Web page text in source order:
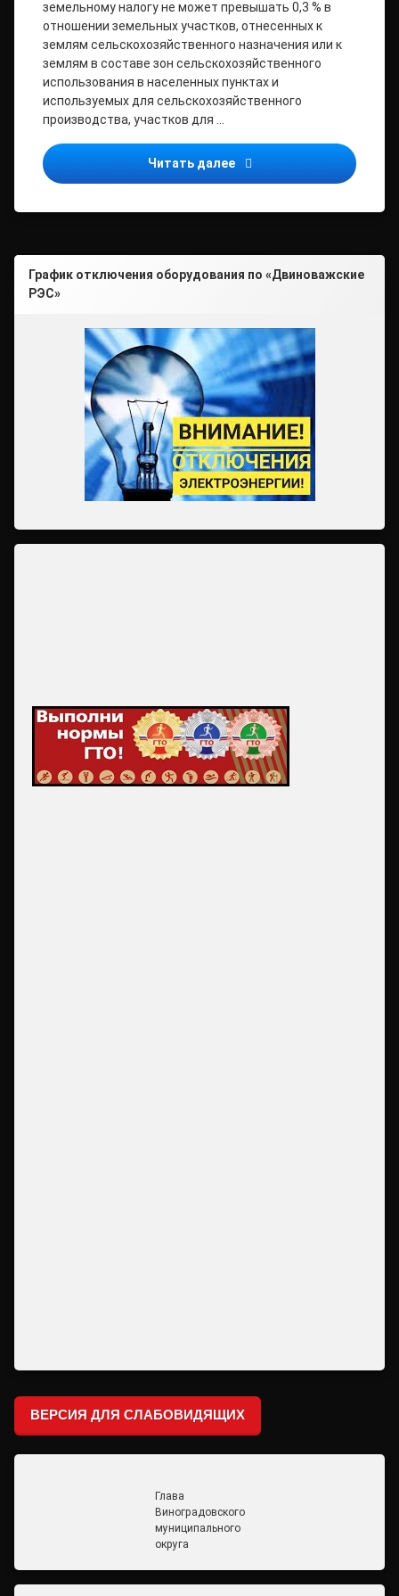
земельному налогу не может превышать 0,3 % в
отношении земельных участков, отнесенных к
землям сельскохозяйственного назначения или к
землям в составе зон сельскохозяйственного
использования в населенных пунктах и
используемых для сельскохозяйственного
производства, участков для …
Читать далее При использовании
График отключения оборудования по «Двиноважские
РЭС»
ВЕРСИЯ ДЛЯ СЛАБОВИДЯЩИХ
Глава
Виноградовского
муниципального
округа